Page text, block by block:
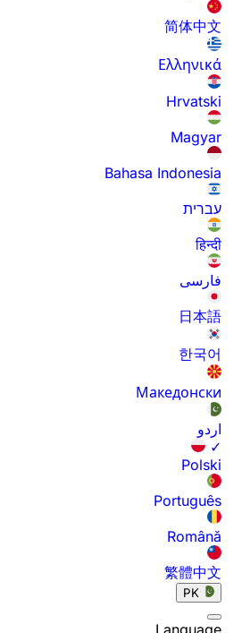
简体中文
Ελληνικά
Hrvatski
Magyar
Bahasa Indonesia
עברית
हिन्दी
فارسی
日本語
한국어
Македонски
اردو
✓
Polski
Português
Română
繁體中文
PK